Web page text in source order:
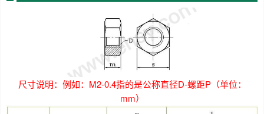
尺寸说明：例如：M2-0.4指的是公称直径D-螺距P（单位：
mm）